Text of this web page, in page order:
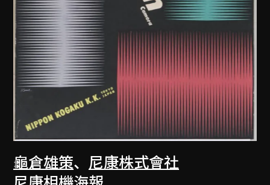
龜倉雄策、 尼康株式會社